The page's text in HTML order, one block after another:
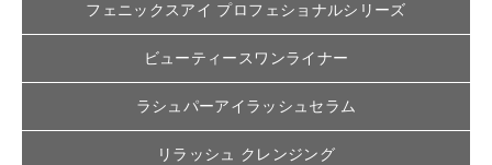
フェニックスアイ プロフェショナルシリーズ
ビューティースワンライナー
ラシュパーアイラッシュセラム
リラッシュ クレンジング